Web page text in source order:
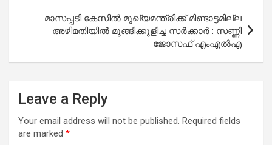
മാസപ്പടി കേസില്‍ മുഖ്യമന്ത്രിക്ക് മിണ്ടാട്ടമില്ല
അഴിമതിയില്‍ മുങ്ങിക്കുളിച്ച സര്‍ക്കാര്‍ : സണ്ണി
ജോസഫ് എംഎല്‍എ
Leave a Reply
Your email address will not be published. Required fields
are marked *